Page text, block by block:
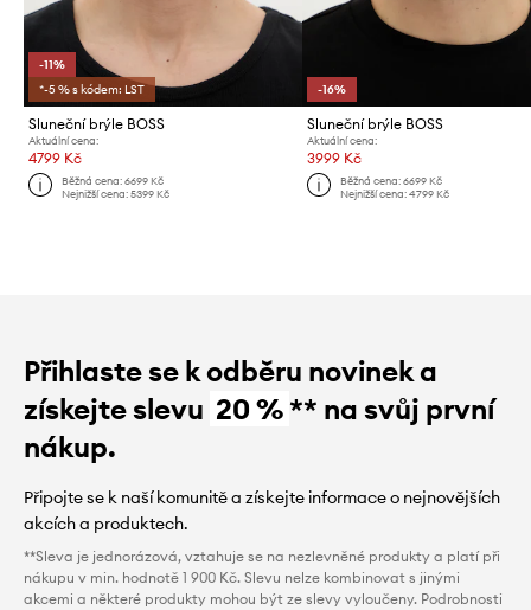
-11%
*-5 % s kódem: LST
Sluneční brýle BOSS
Aktuální cena:
4799 Kč
Běžná cena:6699 Kč
Nejnižší cena:5399 Kč
-16%
Sluneční brýle BOSS
Aktuální cena:
3999 Kč
Běžná cena: 6699 Kč
Nejnižší cena: 4799 Kč
Přihlaste se k odběru novinek a
získejte slevu 20 %** na svůj první
nákup.
Připojte se k naší komunitě a získejte informace o nejnovějších
akcích a produktech.
**Sleva je jednorázová, vztahuje se na nezlevněné produkty a platí při
nákupu v min. hodnotě 1 900 Kč. Slevu nelze kombinovat s jinými
akcemi a některé produkty mohou být ze slevy vyloučeny. Podrobnosti